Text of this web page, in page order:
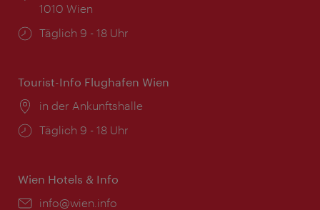
1010 Wien
Öffnungszeiten:
Täglich 9 - 18 Uhr
Tourist-Info Flughafen Wien
Ort:
in der Ankunftshalle
Öffnungszeiten:
Täglich 9 - 18 Uhr
Wien Hotels & Info
Email:
info@wien.info